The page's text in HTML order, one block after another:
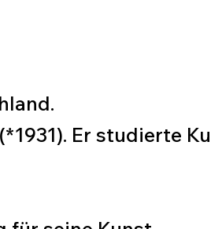
Er studierte